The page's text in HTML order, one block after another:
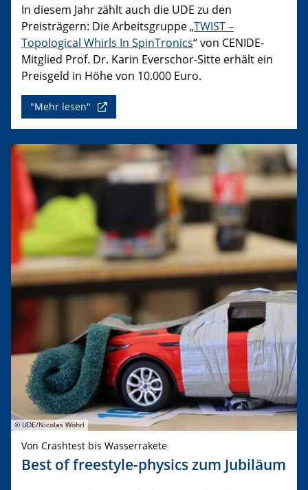
In diesem Jahr zählt auch die UDE zu den
Preisträgern: Die Arbeitsgruppe „TWIST –
Topological Whirls In SpinTronics“ von CENIDE-
Mitglied Prof. Dr. Karin Everschor-Sitte erhält ein
Preisgeld in Höhe von 10.000 Euro.
"Mehr lesen"
© UDE/Nicolas Wöhrl
Von Crashtest bis Wasserrakete
Best of freestyle-physics zum Jubiläum